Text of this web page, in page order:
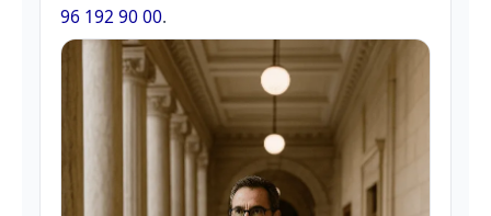
96 192 90 00.